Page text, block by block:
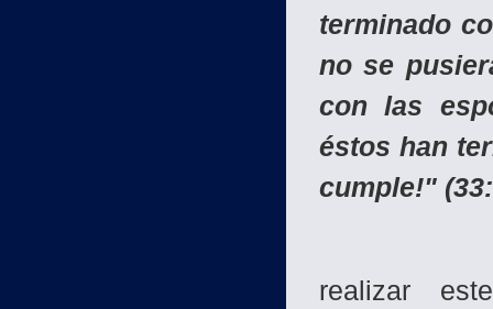
terminado
no se
con las
éstos han
cumple!"
realizar